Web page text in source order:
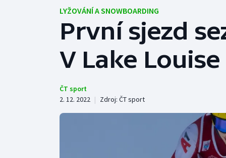
Fotbal
Hokej
Tenis
Cyklistika
Baseball a softbal
Basketbal
Boby a skeleton
LYŽOVÁNÍ A SNOWBOARDING
První sjezd
V Lake
ČT sport
2. 12. 2022 | Zdroj: ČT sport